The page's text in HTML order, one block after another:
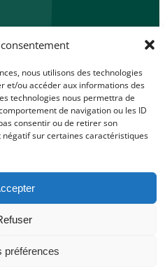
nous utilisons des technologies
et/ou accéder aux informations des
technologies nous permettra de
de navigation ou les ID
consentir ou de retirer son
sur certaines caractéristiques
préférences
vendredi de 14h à
(UE)